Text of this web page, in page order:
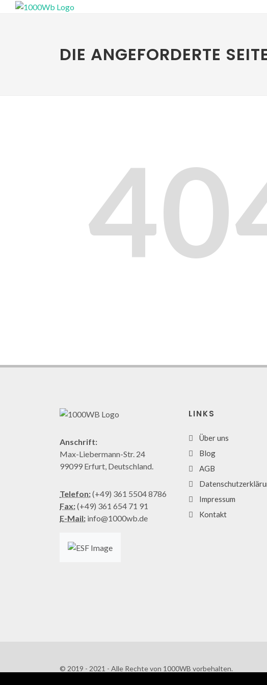
DIE ANGEFORDERTE
Anschrift:
Max-Liebermann-Str. 24
99099 Erfurt, Deutschland.
Telefon:(+49) 361 5504 8786
Fax:(+49) 361 654 71 91
E-Mail: info@1000wb.de
LINKS
Über uns
Blog
AGB
Impressum
Kontakt
© 2019 - 2021 - Alle Rechte von 1000WB vorbehalten.